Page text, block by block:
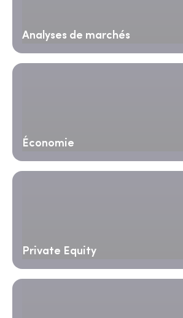
Analyses de marchés
Économie
Private Equity